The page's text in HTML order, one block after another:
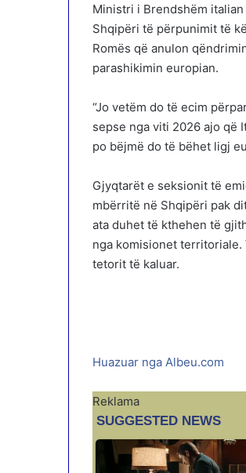
Ministri i Brendshëm
Shqipëri të përpunimit të
Romës që anulon
parashikimin europian.
“Jo vetëm do të ecim
sepse nga viti 2026 ajo që
po bëjmë do të bëhet ligj
Gjyqtarët e seksionit të
mbërritë në Shqipëri pak
ata duhet të kthehen të
nga komisionet territoriale.
tetorit të kaluar.
Huazuar nga Albeu.com
Reklama